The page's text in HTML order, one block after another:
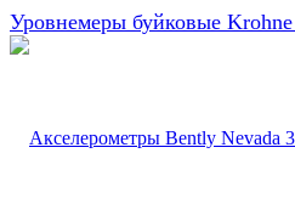
Уровнемеры буйковые